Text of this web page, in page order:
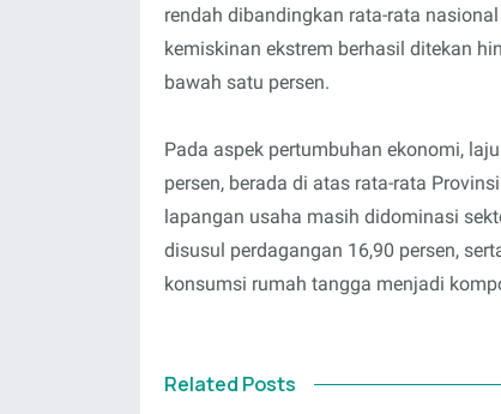
rendah dibandingkan rata-rata
kemiskinan ekstrem berhasil ditekan
bawah satu persen.
Pada aspek pertumbuhan ekonomi,
persen, berada di atas rata-rata
lapangan usaha masih didominasi
disusul perdagangan 16,90 persen,
konsumsi rumah tangga menjadi
Related Posts